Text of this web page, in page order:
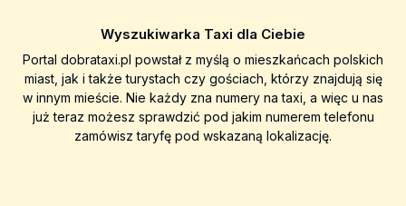
Wyszukiwarka Taxi dla Ciebie
Portal dobrataxi.pl powstał z myślą o mieszkańcach polskich
miast, jak i także turystach czy gościach, którzy znajdują się
w innym mieście. Nie każdy zna numery na taxi, a więc u nas
już teraz możesz sprawdzić pod jakim numerem telefonu
zamówisz taryfę pod wskazaną lokalizację.